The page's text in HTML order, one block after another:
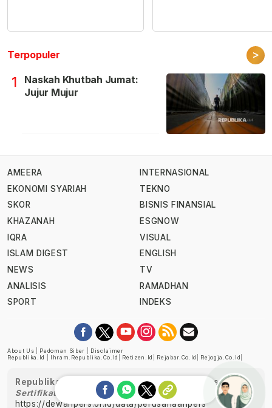
Terpopuler >
1
Naskah Khutbah Jumat:
Jujur Mujur
AMEERA
EKONOMI SYARIAH
SKOR
KHAZANAH
IQRA
ISLAM DIGEST
NEWS
ANALISIS
SPORT
INTERNASIONAL
TEKNO
BISNIS FINANSIAL
ESGNOW
VISUAL
ENGLISH
TV
RAMADHAN
INDEKS
About Us Pedoman Siber
Disclaimer
Republika.id
Ihram.republika.co.id Retizen.id Rejabar.co.id Rejogja.co.id
Republika telah diverifikasi oleh Dewan Pers
Sertifikat Nomor 1058/DP-Verifikasi/K/XII/2022
https://dewanpers.or.id/data/perusahaanpers